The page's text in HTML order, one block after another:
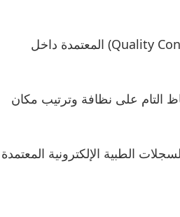
الالتزام التام ببروتوكولات ضبط الجودة (Quality Control) المعتمدة داخل
التام على نظافة وترتيب مكان
الطبية الإلكترونية المعتمدة